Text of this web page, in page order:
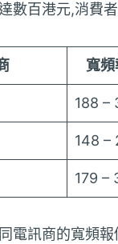
數百港元,消費
寬
188 –
148 –
179 –
電訊商的寬頻